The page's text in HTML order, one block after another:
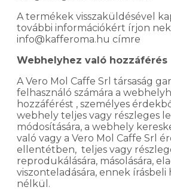
A termékek visszaküldésével
további információkért írjon
info@kafferoma.hu címre
Webhelyhez való hozzáférés
A Vero Mol Caffe Srl társaság
felhasználó számára a
hozzáférést , személyes
webhely teljes vagy részleges
módosítására, a webhely
való vagy a Vero Mol Caffe Srl
ellentétben, teljes vagy
reprodukálására, másolására,
viszonteladására, ennek írásbeli
nélkül.